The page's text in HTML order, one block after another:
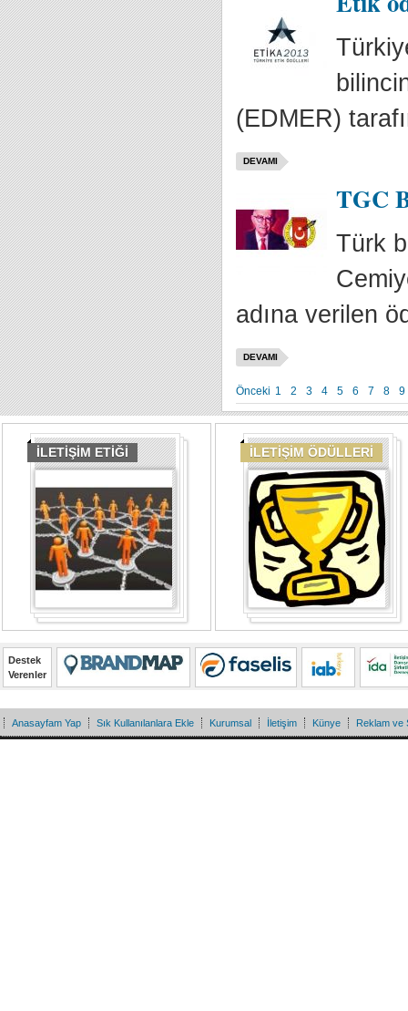
(EDMER)
DEVAMI
TGC
Türk
adına verilen
DEVAMI
Önceki 1 2 3 4 5 6 7 8 9
İLETİŞİM ETİĞİ İLETİŞİM ÖDÜLLERİ
Destek
Verenler
Anasayfam Yap Sık Kullanılanlara Ekle Kurumsal İletişim Künye Reklam ve